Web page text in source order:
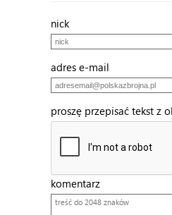
nick
adres e-mail
proszę przepisać tekst z
komentarz